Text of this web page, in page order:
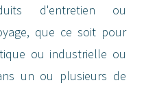
d'entretien ou
que ce soit pour
ou industrielle ou
un ou plusieurs de